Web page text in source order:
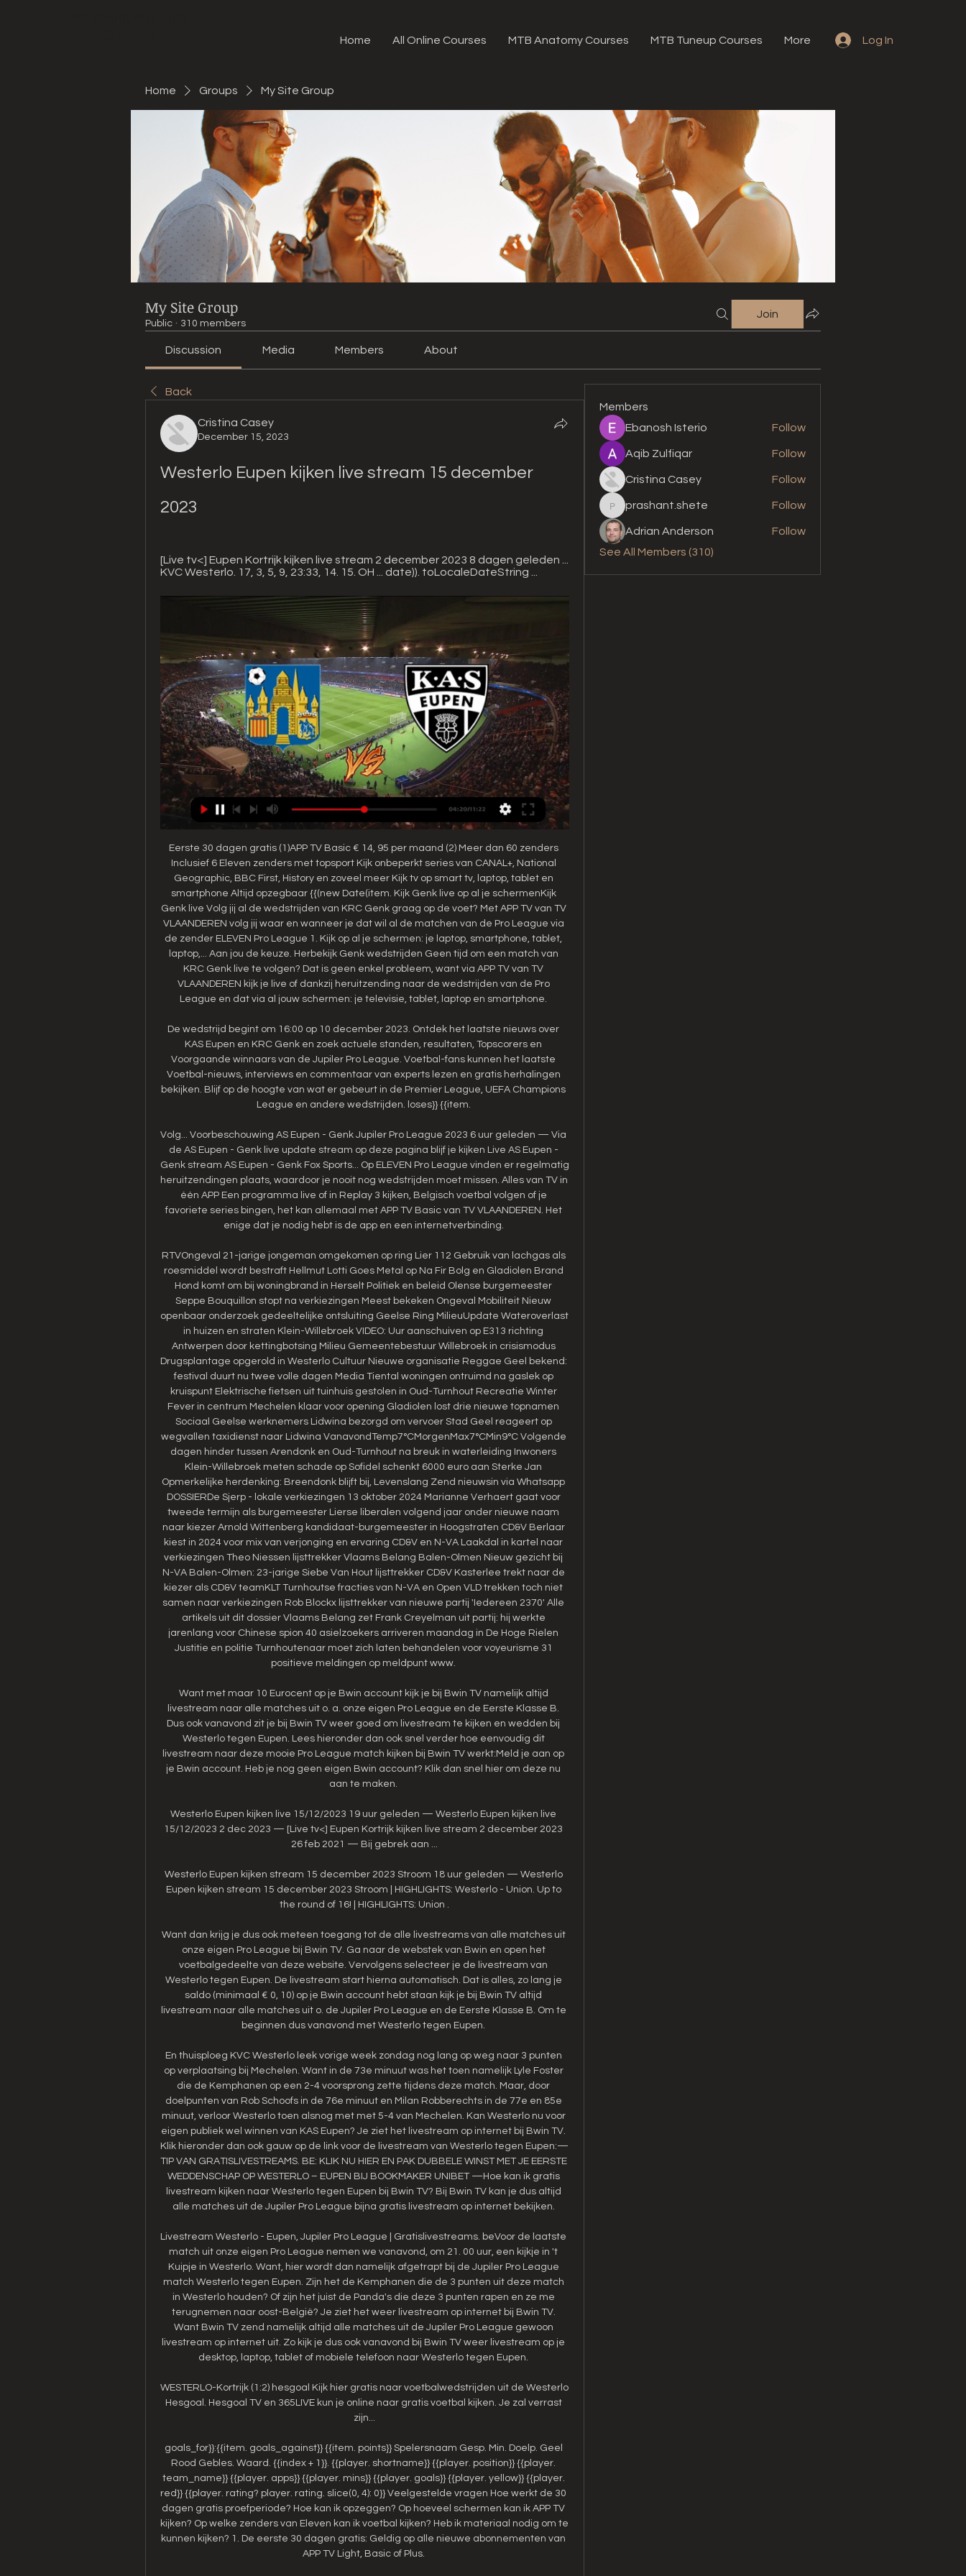
Home All Online Courses MTB Anatomy Courses MTB Tuneup Courses More Log In
Home Groups My Site Group
My Site Group
Public · 310 members
Join
Discussion Media Members About
Back
Cristina Casey
December 15, 2023
Westerlo Eupen kijken live stream 15 december
2023
[Live tv<] Eupen Kortrijk kijken live stream 2 december 2023 8 dagen geleden ...
KVC Westerlo. 17, 3, 5, 9, 23:33, 14. 15. OH ... date)). toLocaleDateString ...
Eerste 30 dagen gratis (1)APP TV Basic € 14, 95 per maand (2) Meer dan 60 zenders
Inclusief 6 Eleven zenders met topsport Kijk onbeperkt series van CANAL+, National
Geographic, BBC First, History en zoveel meer Kijk tv op smart tv, laptop, tablet en
smartphone Altijd opzegbaar {{(new Date(item. Kijk Genk live op al je schermenKijk
Genk live Volg jij al de wedstrijden van KRC Genk graag op de voet? Met APP TV van TV
VLAANDEREN volg jij waar en wanneer je dat wil al de matchen van de Pro League via
de zender ELEVEN Pro League 1. Kijk op al je schermen: je laptop, smartphone, tablet,
laptop,... Aan jou de keuze. Herbekijk Genk wedstrijden Geen tijd om een match van
KRC Genk live te volgen? Dat is geen enkel probleem, want via APP TV van TV
VLAANDEREN kijk je live of dankzij heruitzending naar de wedstrijden van de Pro
League en dat via al jouw schermen: je televisie, tablet, laptop en smartphone.
De wedstrijd begint om 16:00 op 10 december 2023. Ontdek het laatste nieuws over
KAS Eupen en KRC Genk en zoek actuele standen, resultaten, Topscorers en
Voorgaande winnaars van de Jupiler Pro League. Voetbal-fans kunnen het laatste
Voetbal-nieuws, interviews en commentaar van experts lezen en gratis herhalingen
bekijken. Blijf op de hoogte van wat er gebeurt in de Premier League, UEFA Champions
League en andere wedstrijden. loses}} {{item.
Volg... Voorbeschouwing AS Eupen - Genk Jupiler Pro League 2023 6 uur geleden — Via
de AS Eupen - Genk live update stream op deze pagina blijf je kijken Live AS Eupen -
Genk stream AS Eupen - Genk Fox Sports... Op ELEVEN Pro League vinden er regelmatig
heruitzendingen plaats, waardoor je nooit nog wedstrijden moet missen. Alles van TV in
één APP Een programma live of in Replay 3 kijken, Belgisch voetbal volgen of je
favoriete series bingen, het kan allemaal met APP TV Basic van TV VLAANDEREN. Het
enige dat je nodig hebt is de app en een internetverbinding.
RTVOngeval 21-jarige jongeman omgekomen op ring Lier 112 Gebruik van lachgas als
roesmiddel wordt bestraft Hellmut Lotti Goes Metal op Na Fir Bolg en Gladiolen Brand
Hond komt om bij woningbrand in Herselt Politiek en beleid Olense burgemeester
Seppe Bouquillon stopt na verkiezingen Meest bekeken Ongeval Mobiliteit Nieuw
openbaar onderzoek gedeeltelijke ontsluiting Geelse Ring MilieuUpdate Wateroverlast
in huizen en straten Klein-Willebroek VIDEO: Uur aanschuiven op E313 richting
Antwerpen door kettingbotsing Milieu Gemeentebestuur Willebroek in crisismodus
Drugsplantage opgerold in Westerlo Cultuur Nieuwe organisatie Reggae Geel bekend:
festival duurt nu twee volle dagen Media Tiental woningen ontruimd na gaslek op
kruispunt Elektrische fietsen uit tuinhuis gestolen in Oud-Turnhout Recreatie Winter
Fever in centrum Mechelen klaar voor opening Gladiolen lost drie nieuwe topnamen
Sociaal Geelse werknemers Lidwina bezorgd om vervoer Stad Geel reageert op
wegvallen taxidienst naar Lidwina VanavondTemp7°CMorgenMax7°CMin9°C Volgende
dagen hinder tussen Arendonk en Oud-Turnhout na breuk in waterleiding Inwoners
Klein-Willebroek meten schade op Sofidel schenkt 6000 euro aan Sterke Jan
Opmerkelijke herdenking: Breendonk blijft bij, Levenslang Zend nieuwsin via Whatsapp
DOSSIERDe Sjerp - lokale verkiezingen 13 oktober 2024 Marianne Verhaert gaat voor
tweede termijn als burgemeester Lierse liberalen volgend jaar onder nieuwe naam
naar kiezer Arnold Wittenberg kandidaat-burgemeester in Hoogstraten CD&V Berlaar
kiest in 2024 voor mix van verjonging en ervaring CD&V en N-VA Laakdal in kartel naar
verkiezingen Theo Niessen lijsttrekker Vlaams Belang Balen-Olmen Nieuw gezicht bij
N-VA Balen-Olmen: 23-jarige Siebe Van Hout lijsttrekker CD&V Kasterlee trekt naar de
kiezer als CD&V teamKLT Turnhoutse fracties van N-VA en Open VLD trekken toch niet
samen naar verkiezingen Rob Blockx lijsttrekker van nieuwe partij 'Iedereen 2370' Alle
artikels uit dit dossier Vlaams Belang zet Frank Creyelman uit partij: hij werkte
jarenlang voor Chinese spion 40 asielzoekers arriveren maandag in De Hoge Rielen
Justitie en politie Turnhoutenaar moet zich laten behandelen voor voyeurisme 31
positieve meldingen op meldpunt www.
Want met maar 10 Eurocent op je Bwin account kijk je bij Bwin TV namelijk altijd
livestream naar alle matches uit o. a. onze eigen Pro League en de Eerste Klasse B.
Dus ook vanavond zit je bij Bwin TV weer goed om livestream te kijken en wedden bij
Westerlo tegen Eupen. Lees hieronder dan ook snel verder hoe eenvoudig dit
livestream naar deze mooie Pro League match kijken bij Bwin TV werkt:Meld je aan op
je Bwin account. Heb je nog geen eigen Bwin account? Klik dan snel hier om deze nu
aan te maken.
Westerlo Eupen kijken live 15/12/2023 19 uur geleden — Westerlo Eupen kijken live
15/12/2023 2 dec 2023 — [Live tv<] Eupen Kortrijk kijken live stream 2 december 2023
26 feb 2021 — Bij gebrek aan ...
Westerlo Eupen kijken stream 15 december 2023 Stroom 18 uur geleden — Westerlo
Eupen kijken stream 15 december 2023 Stroom | HIGHLIGHTS: Westerlo - Union. Up to
the round of 16! | HIGHLIGHTS: Union .
Want dan krijg je dus ook meteen toegang tot de alle livestreams van alle matches uit
onze eigen Pro League bij Bwin TV. Ga naar de webstek van Bwin en open het
voetbalgedeelte van deze website. Vervolgens selecteer je de livestream van
Westerlo tegen Eupen. De livestream start hierna automatisch. Dat is alles, zo lang je
saldo (minimaal € 0, 10) op je Bwin account hebt staan kijk je bij Bwin TV altijd
livestream naar alle matches uit o. de Jupiler Pro League en de Eerste Klasse B. Om te
beginnen dus vanavond met Westerlo tegen Eupen.
En thuisploeg KVC Westerlo leek vorige week zondag nog lang op weg naar 3 punten
op verplaatsing bij Mechelen. Want in de 73e minuut was het toen namelijk Lyle Foster
die de Kemphanen op een 2-4 voorsprong zette tijdens deze match. Maar, door
doelpunten van Rob Schoofs in de 76e minuut en Milan Robberechts in de 77e en 85e
minuut, verloor Westerlo toen alsnog met met 5-4 van Mechelen. Kan Westerlo nu voor
eigen publiek wel winnen van KAS Eupen? Je ziet het livestream op internet bij Bwin TV.
Klik hieronder dan ook gauw op de link voor de livestream van Westerlo tegen Eupen:—
TIP VAN GRATISLIVESTREAMS. BE: KLIK NU HIER EN PAK DUBBELE WINST MET JE EERSTE
WEDDENSCHAP OP WESTERLO – EUPEN BIJ BOOKMAKER UNIBET —Hoe kan ik gratis
livestream kijken naar Westerlo tegen Eupen bij Bwin TV? Bij Bwin TV kan je dus altijd
alle matches uit de Jupiler Pro League bijna gratis livestream op internet bekijken.
Livestream Westerlo - Eupen, Jupiler Pro League | Gratislivestreams. beVoor de laatste
match uit onze eigen Pro League nemen we vanavond, om 21. 00 uur, een kijkje in 't
Kuipje in Westerlo. Want, hier wordt dan namelijk afgetrapt bij de Jupiler Pro League
match Westerlo tegen Eupen. Zijn het de Kemphanen die de 3 punten uit deze match
in Westerlo houden? Of zijn het juist de Panda's die deze 3 punten rapen en ze me
terugnemen naar oost-België? Je ziet het weer livestream op internet bij Bwin TV.
Want Bwin TV zend namelijk altijd alle matches uit de Jupiler Pro League gewoon
livestream op internet uit. Zo kijk je dus ook vanavond bij Bwin TV weer livestream op je
desktop, laptop, tablet of mobiele telefoon naar Westerlo tegen Eupen.
WESTERLO-Kortrijk (1:2) hesgoal Kijk hier gratis naar voetbalwedstrijden uit de Westerlo
Hesgoal. Hesgoal TV en 365LIVE kun je online naar gratis voetbal kijken. Je zal verrast
zijn...
goals_for}}:{{item. goals_against}} {{item. points}} Spelersnaam Gesp. Min. Doelp. Geel
Rood Gebles. Waard. {{index + 1}}. {{player. shortname}} {{player. position}} {{player.
team_name}} {{player. apps}} {{player. mins}} {{player. goals}} {{player. yellow}} {{player.
red}} {{player. rating? player. rating. slice(0, 4): 0}} Veelgestelde vragen Hoe werkt de 30
dagen gratis proefperiode? Hoe kan ik opzeggen? Op hoeveel schermen kan ik APP TV
kijken? Op welke zenders van Eleven kan ik voetbal kijken? Heb ik materiaal nodig om te
kunnen kijken? 1. De eerste 30 dagen gratis: Geldig op alle nieuwe abonnementen van
APP TV Light, Basic of Plus.
Members
Ebanosh Isterio
Follow
Aqib Zulfiqar Follow
Cristina Casey Follow
prashant.shete
prashant.shete Follow
Adrian Anderson
Follow
See All Members (310)